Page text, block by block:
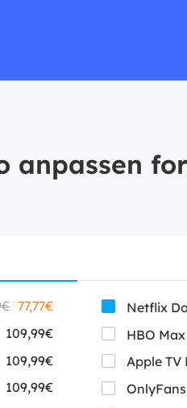
anpassen
77,77€
109,99€ HBO
109,99€ Apple
109,99€